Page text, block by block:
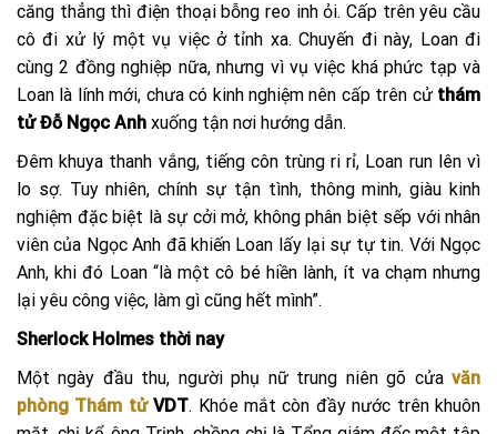
căng thẳng thì điện thoại bỗng reo inh ỏi. Cấp trên yêu cầu
cô đi xử lý một vụ việc ở tỉnh xa. Chuyến đi này, Loan đi
cùng 2 đồng nghiệp nữa, nhưng vì vụ việc khá phức tạp và
Loan là lính mới, chưa có kinh nghiệm nên cấp trên cử thám
tử Đỗ Ngọc Anh xuống tận nơi hướng dẫn.
Đêm khuya thanh vắng, tiếng côn trùng ri rỉ, Loan run lên vì
lo sợ. Tuy nhiên, chính sự tận tình, thông minh, giàu kinh
nghiệm đặc biệt là sự cởi mở, không phân biệt sếp với nhân
viên của Ngọc Anh đã khiến Loan lấy lại sự tự tin. Với Ngọc
Anh, khi đó Loan “là một cô bé hiền lành, ít va chạm nhưng
lại yêu công việc, làm gì cũng hết mình”.
Sherlock Holmes thời nay
Một ngày đầu thu, người phụ nữ trung niên gõ cửa văn
phòng Thám tửVDT. Khóe mắt còn đầy nước trên khuôn